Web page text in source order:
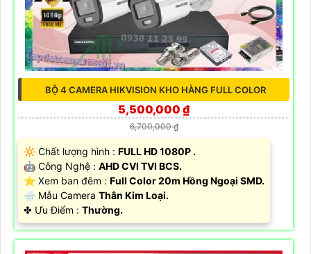
BỘ 4 CAMERA HIKVISION KHO HÀNG FULL COLOR
5,500,000 ₫
6,700,000 ₫
🔆 Chất lượng hình : FULL HD 1080P .
🤖️ Công Nghệ : AHD CVI TVI BCS.
⭐ Xem ban đêm : Full Color 20m Hồng Ngoại SMD.
🌧️ Mẫu Camera Thân Kim Loại.
️✤ Ưu Điểm : Thường.